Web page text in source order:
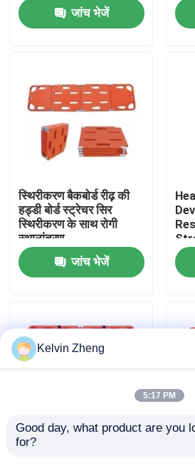
उत्पाद
वीडियो
हमारे बारे में
कारखाने का दौरा
गुणवत्ता नियंत्रण
हमसे संपर्क करें
समाचार
हड्डी बोर्ड
जांच भेजें
स्थिरीकरण बैकबोर्ड रीढ़ की
हड्डी बोर्ड स्ट्रेचर सिर
स्थिरीकरण के साथ रोगी
स्थानांतरण
जांच भेजें
191x 47 X 3cm 159 Kg
Kelvin Zheng
5:17 PM
Good day, what product are you
for?